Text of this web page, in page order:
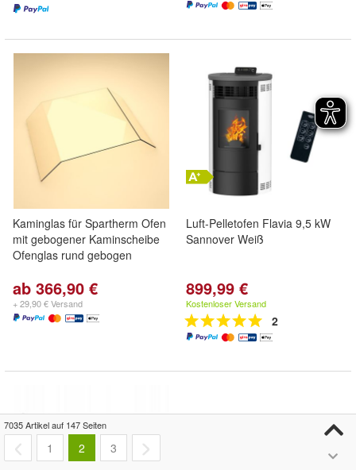
Kaminglas für Spartherm Ofen
mit gebogener Kaminscheibe
Ofenglas rund gebogen
ab 366,90 €
+ 29,90 € Versand
Luft-Pelletofen Flavia 9,5 kW
Sannover Weiß
899,99 €
Kostenloser Versand
2
7035 Artikel auf 147 Seiten
1 2 3